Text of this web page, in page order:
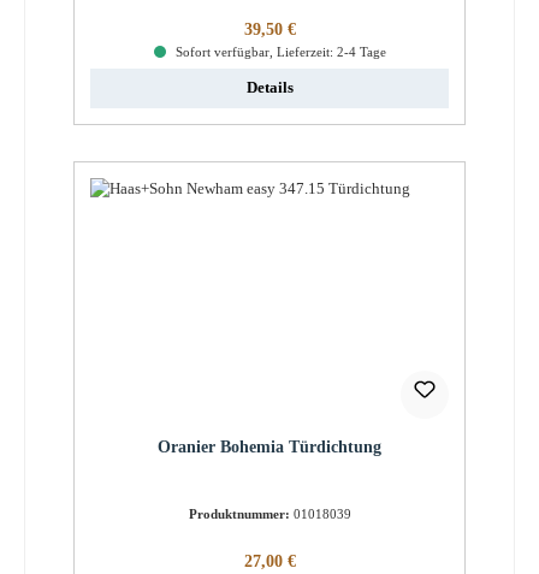
Regulärer Preis:
39,50 €
Sofort verfügbar, Lieferzeit: 2-4 Tage
Details
Oranier Bohemia Türdichtung
Produktnummer: 01018039
Regulärer Preis:
27,00 €